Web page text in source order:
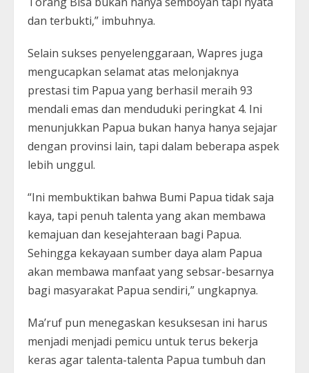
dan terbukti,” imbuhnya.
Selain sukses penyelenggaraan, Wapres juga
mengucapkan selamat atas melonjaknya
prestasi tim Papua yang berhasil meraih 93
mendali emas dan menduduki peringkat 4. Ini
menunjukkan Papua bukan hanya hanya sejajar
dengan provinsi lain, tapi dalam beberapa aspek
lebih unggul.
“Ini membuktikan bahwa Bumi Papua tidak saja
kaya, tapi penuh talenta yang akan membawa
kemajuan dan kesejahteraan bagi Papua.
Sehingga kekayaan sumber daya alam Papua
akan membawa manfaat yang sebsar-besarnya
bagi masyarakat Papua sendiri,” ungkapnya.
Ma’ruf pun menegaskan kesuksesan ini harus
menjadi menjadi pemicu untuk terus bekerja
keras agar talenta-talenta Papua tumbuh dan